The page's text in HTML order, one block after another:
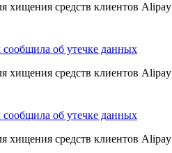
хищения средств клиентов Alipay
об утечке данных
хищения средств клиентов Alipay
об утечке данных
хищения средств клиентов Alipay